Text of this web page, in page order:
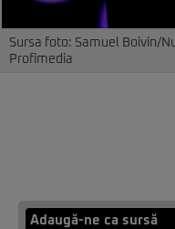
Sursa foto: Samuel Boivin/
Profimedia
Adaugă-ne ca sursă